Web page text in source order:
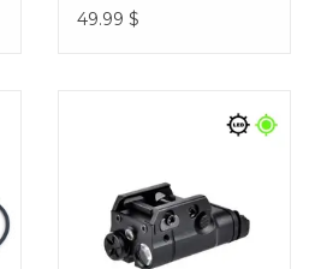
49.99 $